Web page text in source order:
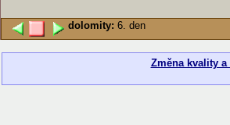
dolomity: 6. den
Změna kvality